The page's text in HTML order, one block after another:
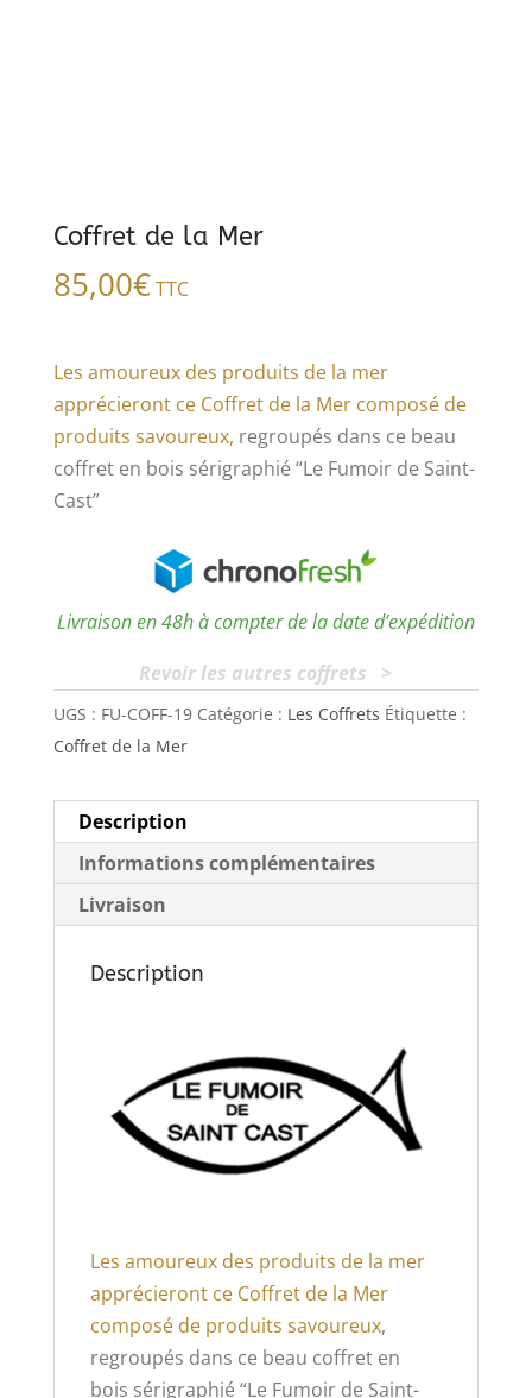
Coffret de la Mer
85,00€TTC
Les amoureux des produits de la mer
apprécieront ce Coffret de la Mer composé de
produits savoureux, regroupés dans ce beau
coffret en bois sérigraphié “Le Fumoir de Saint-
Cast”
Livraison en 48h à compter de la date d’expédition
Revoir les autres coffrets >
UGS : FU-COFF-19 Catégorie : Les Coffrets Étiquette :
Coffret de la Mer
Description
Informations complémentaires
Livraison
Description
Les amoureux des produits de la mer
apprécieront ce Coffret de la Mer
composé de produits savoureux,
regroupés dans ce beau coffret en
bois sérigraphié “Le Fumoir de Saint-